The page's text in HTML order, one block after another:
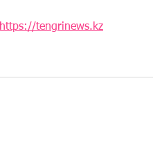
https://tengrinews.kz